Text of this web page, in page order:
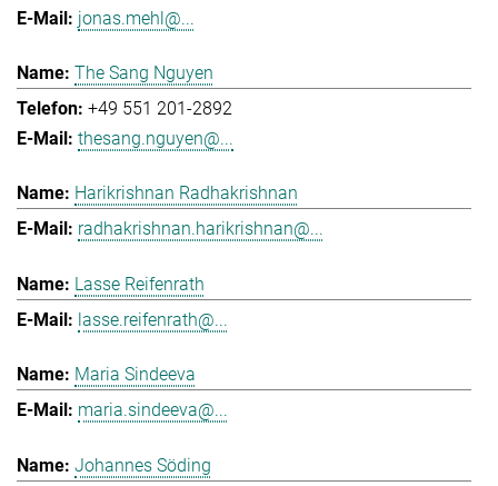
jonas.mehl@...
The Sang Nguyen
+49 551 201-2892
thesang.nguyen@...
Harikrishnan Radhakrishnan
radhakrishnan.harikrishnan@...
Lasse Reifenrath
lasse.reifenrath@...
Maria Sindeeva
maria.sindeeva@...
Johannes Söding